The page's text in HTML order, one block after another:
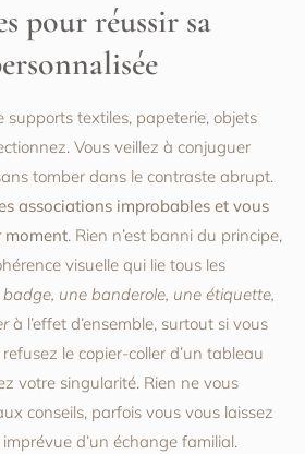
pour réussir sa
supports textiles, papeterie, objets
Vous veillez à conjuguer
tomber dans le contraste abrupt.
associations improbables et vous
moment. Rien n’est banni du principe,
visuelle qui lie tous les
badge, une banderole, une étiquette,
à l’effet d’ensemble, surtout si vous
le copier-coller d’un tableau
votre singularité. Rien ne vous
conseils, parfois vous vous laissez
d’un échange familial.